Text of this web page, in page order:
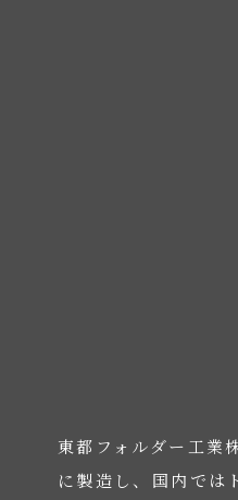
東都フォルダー工業
に製造し、国内では